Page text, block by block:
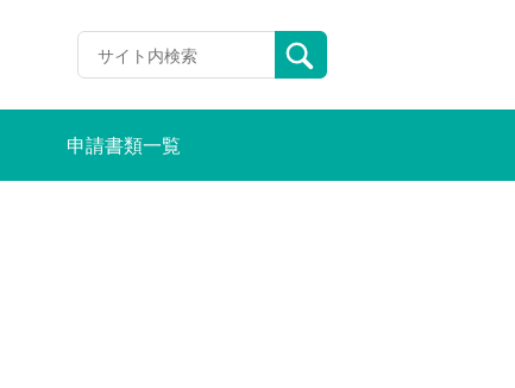
申請書類一覧